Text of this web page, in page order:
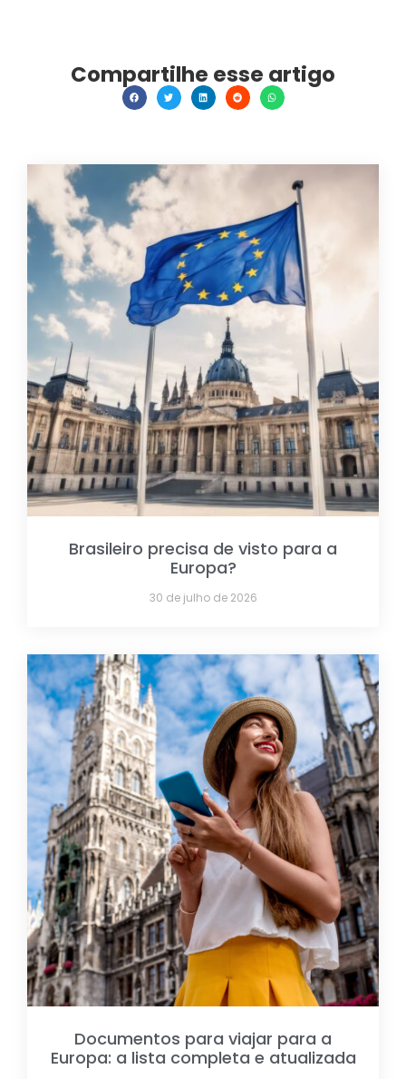
Compartilhe esse artigo
Brasileiro precisa de visto para a
Europa?
30 de julho de 2026
Documentos para viajar para a
Europa: a lista completa e atualizada